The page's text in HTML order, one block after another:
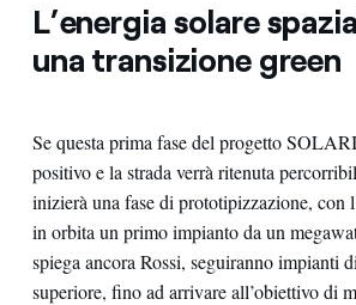
L’energia solare
una transizione green
Se questa prima fase del progetto
positivo e la strada verrà ritenuta
inizierà una fase di prototipizzazione, con
in orbita un primo impianto da un
spiega ancora Rossi, seguiranno impianti
superiore, fino ad arrivare all’obiettivo di